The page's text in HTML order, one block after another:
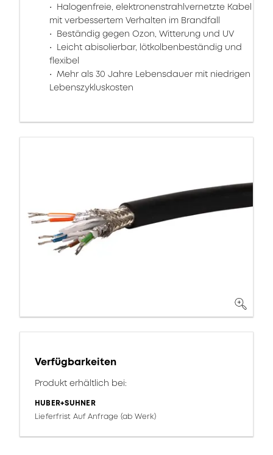
Halogenfreie, elektronenstrahlvernetzte Kabel
mit verbessertem Verhalten im Brandfall
Beständig gegen Ozon, Witterung und UV
Leicht abisolierbar, lötkolbenbeständig und
flexibel
Mehr als 30 Jahre Lebensdauer mit niedrigen
Lebenszykluskosten
Verfügbarkeiten
Produkt erhältlich bei:
HUBER+SUHNER
Lieferfrist Auf Anfrage (ab Werk)